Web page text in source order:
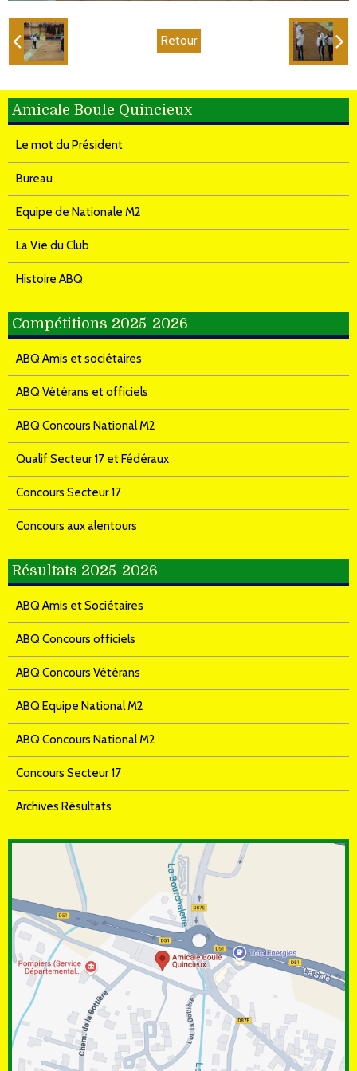
Retour
Amicale Boule Quincieux
Le mot du Président
Bureau
Equipe de Nationale M2
La Vie du Club
Histoire ABQ
Compétitions 2025-2026
ABQ Amis et sociétaires
ABQ Vétérans et officiels
ABQ Concours National M2
Qualif Secteur 17 et Fédéraux
Concours Secteur 17
Concours aux alentours
Résultats 2025-2026
ABQ Amis et Sociétaires
ABQ Concours officiels
ABQ Concours Vétérans
ABQ Equipe National M2
ABQ Concours National M2
Concours Secteur 17
Archives Résultats